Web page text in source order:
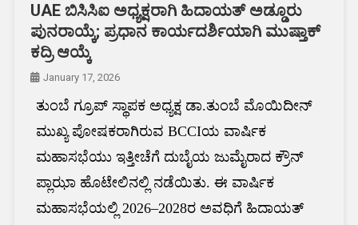
UAE ಬಿಸಿಸಿಐ ಅಧ್ಯಕ್ಷರಾಗಿ ಹಿದಾಯತ್‌ ಅಡ್ಡೂರು
ಪುನರಾಯ್ಕೆ; ಪ್ರಧಾನ ಕಾರ್ಯದರ್ಶಿಯಾಗಿ ಮುಷ್ತಾಕ್
ಕದ್ರಿ ಆಯ್ಕೆ
January 17, 2026
ತುಂಬೆ ಗ್ರೂಪ್ ಸ್ಥಾಪಕ ಅಧ್ಯಕ್ಷ ಡಾ.ತುಂಬೆ ಮೊಯಿದೀನ್
ಮುಖ್ಯ ಪೋಷಕರಾಗಿರುವ BCCIಯ ವಾರ್ಷಿಕ
ಮಹಾಸಭೆಯು ಇತ್ತೀಚೆಗೆ ದುಬೈಯ ಜುಮೈರಾದ ಕ್ರೌನ್
ಪ್ಲಾಝಾ ಹೊಟೇಲಿನಲ್ಲಿ ನಡೆಯಿತು. ಈ ವಾರ್ಷಿಕ
ಮಹಾಸಭೆಯಲ್ಲಿ 2026–2028ರ ಅವಧಿಗೆ ಹಿದಾಯತ್‌